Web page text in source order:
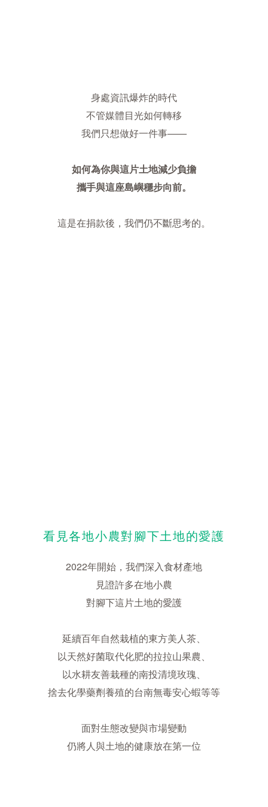
身處資訊爆炸的時代
不管媒體目光如何轉移
我們只想做好一件事——
如何為你與這片土地減少負擔
攜手與這座島嶼穩步向前。
這是在捐款後，我們仍不斷思考的。
看見各地小農對腳下土地的愛護
2022年開始，我們深入食材產地
見證許多在地小農
對腳下這片土地的愛護
延續百年自然栽植的東方美人茶、
以天然好菌取代化肥的拉拉山果農、
以水耕友善栽種的南投清境玫瑰、
捨去化學藥劑養殖的台南無毒安心蝦等等
面對生態改變與市場變動
仍將人與土地的健康放在第一位